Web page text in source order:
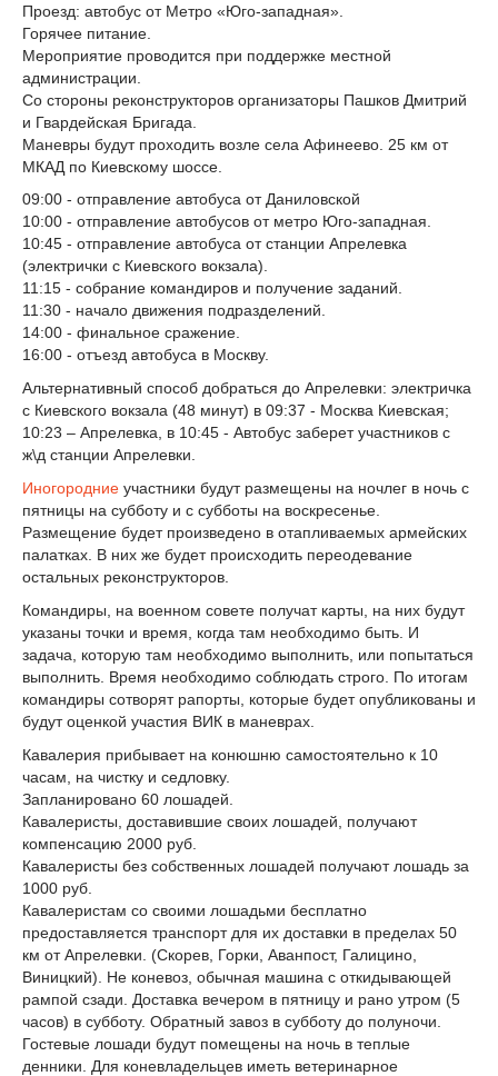
Проезд: автобус от Метро «Юго-западная».
Горячее питание.
Мероприятие проводится при поддержке местной
администрации.
Со стороны реконструкторов организаторы Пашков Дмитрий
и Гвардейская Бригада.
Маневры будут проходить возле села Афинеево. 25 км от
МКАД по Киевскому шоссе.
09:00 - отправление автобуса от Даниловской
10:00 - отправление автобусов от метро Юго-западная.
10:45 - отправление автобуса от станции Апрелевка
(электрички с Киевского вокзала).
11:15 - собрание командиров и получение заданий.
11:30 - начало движения подразделений.
14:00 - финальное сражение.
16:00 - отъезд автобуса в Москву.
Альтернативный способ добраться до Апрелевки: электричка
с Киевского вокзала (48 минут) в 09:37 - Москва Киевская;
10:23 – Апрелевка, в 10:45 - Автобус заберет участников с
ж\д станции Апрелевки.
Иногородние участники будут размещены на ночлег в ночь с
пятницы на субботу и с субботы на воскресенье.
Размещение будет произведено в отапливаемых армейских
палатках. В них же будет происходить переодевание
остальных реконструкторов.
Командиры, на военном совете получат карты, на них будут
указаны точки и время, когда там необходимо быть. И
задача, которую там необходимо выполнить, или попытаться
выполнить. Время необходимо соблюдать строго. По итогам
командиры сотворят рапорты, которые будет опубликованы и
будут оценкой участия ВИК в маневрах.
Кавалерия прибывает на конюшню самостоятельно к 10
часам, на чистку и седловку.
Запланировано 60 лошадей.
Кавалеристы, доставившие своих лошадей, получают
компенсацию 2000 руб.
Кавалеристы без собственных лошадей получают лошадь за
1000 руб.
Кавалеристам со своими лошадьми бесплатно
предоставляется транспорт для их доставки в пределах 50
км от Апрелевки. (Скорев, Горки, Аванпост, Галицино,
Виницкий). Не коневоз, обычная машина с откидывающей
рампой сзади. Доставка вечером в пятницу и рано утром (5
часов) в субботу. Обратный завоз в субботу до полуночи.
Гостевые лошади будут помещены на ночь в теплые
денники. Для коневладельцев иметь ветеринарное